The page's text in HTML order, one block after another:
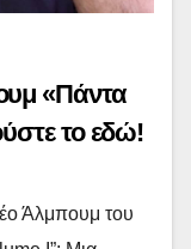
«Πάντα
το εδώ!
Άλμπουμ του